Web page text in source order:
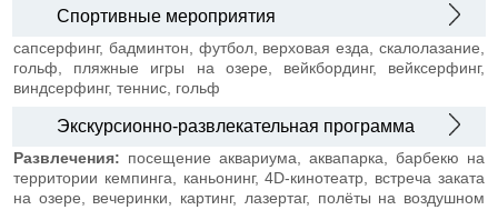
Спортивные мероприятия
сапсерфинг, бадминтон, футбол, верховая езда, скалолазание,
гольф, пляжные игры на озере, вейкбординг, вейксерфинг,
виндсерфинг, теннис, гольф
Экскурсионно-развлекательная программа
Развлечения: посещение аквариума, аквапарка, барбекю на
территории кемпинга, каньонинг, 4D-кинотеатр, встреча заката
на озере, вечеринки, картинг, лазертаг, полёты на воздушном